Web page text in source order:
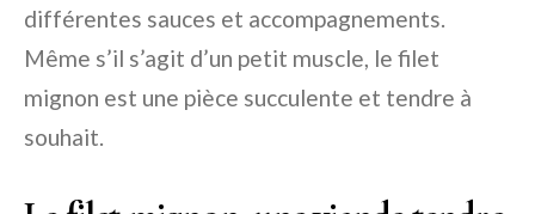
différentes sauces et accompagnements.
Même s’il s’agit d’un petit muscle, le filet
mignon est une pièce succulente et tendre à
souhait.